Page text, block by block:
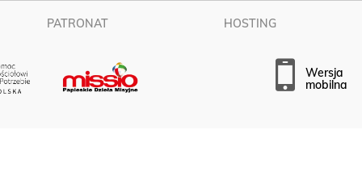
PATRONAT HOSTING
wersja
mobilna